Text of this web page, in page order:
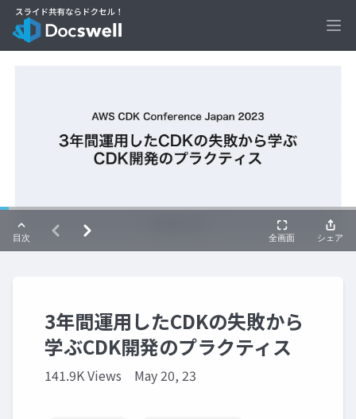
3年間運用したCDKの失敗から
学ぶCDK開発のプラクティス
141.9K Views May 20, 23